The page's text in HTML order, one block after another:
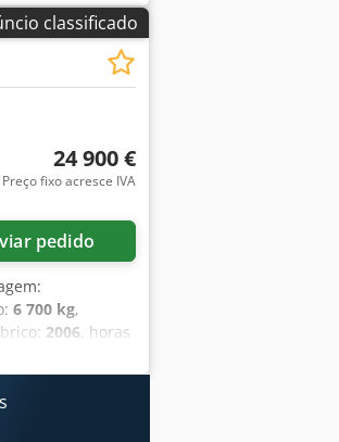
classificado
24 900 €
Preço fixo acresce IVA
pedido
6 700 kg,
2006, horas
pá
Distância
mm! Altura